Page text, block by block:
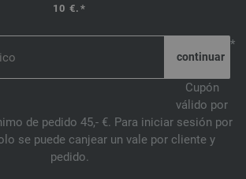
10 €.*
*
Cupón
válido por
de pedido 45,- €. Para iniciar sesión por
se puede canjear un vale por cliente y
pedido.